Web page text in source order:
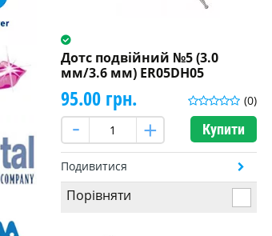
Дотс подвійний №5 (3.0
мм/3.6 мм) ER05DH05
(0)
95.00 грн.
Купити
Подивитися
Порівняти